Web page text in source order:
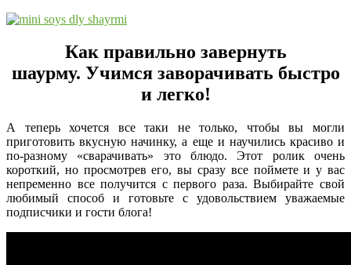
Как правильно завернуть
шаурму. Учимся заворачивать быстро
и легко!
А теперь хочется все таки не только, чтобы вы могли
приготовить вкусную начинку, а еще и научились красиво и
по-разному «сварачивать» это блюдо. Этот ролик очень
короткий, но просмотрев его, вы сразу все поймете и у вас
непременно все получится с первого раза. Выбирайте свой
любимый способ и готовьте с удовольствием уважаемые
подписчики и гости блога!